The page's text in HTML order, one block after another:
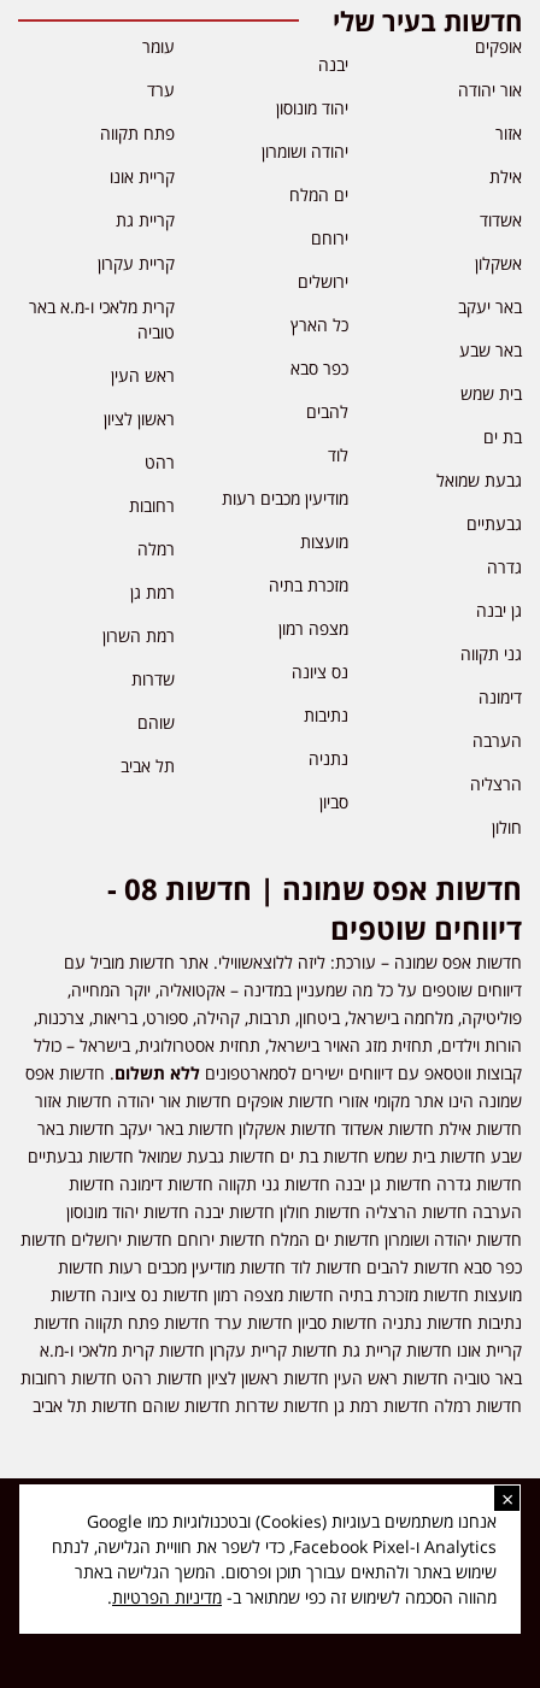
חדשות בעיר שלי
אופקים
אור יהודה
אזור
אילת
אשדוד
אשקלון
באר יעקב
באר שבע
בית שמש
בת ים
גבעת שמואל
גבעתיים
גדרה
גן יבנה
גני תקווה
דימונה
הערבה
הרצליה
חולון
יבנה
יהוד מונוסון
יהודה ושומרון
ים המלח
ירוחם
ירושלים
כל הארץ
כפר סבא
להבים
לוד
מודיעין מכבים רעות
מועצות
מזכרת בתיה
מצפה רמון
נס ציונה
נתיבות
נתניה
סביון
עומר
ערד
פתח תקווה
קריית אונו
קריית גת
קריית עקרון
קרית מלאכי ו-מ.א באר
טוביה
ראש העין
ראשון לציון
רהט
רחובות
רמלה
רמת גן
רמת השרון
שדרות
שוהם
תל אביב
חדשות אפס שמונה | חדשות 08 -
דיווחים שוטפים
חדשות אפס שמונה – עורכת: ליזה ללוצאשווילי. אתר חדשות מוביל עם
דיווחים שוטפים על כל מה שמעניין במדינה – אקטואליה, יוקר המחייה,
פוליטיקה, מלחמה בישראל, ביטחון, תרבות, קהילה, ספורט, בריאות, צרכנות,
הורות וילדים, תחזית מזג האויר בישראל, תחזית אסטרולוגית, בישראל – כולל
קבוצות ווטסאפ עם דיווחים ישירים לסמארטפונים ללא תשלום. חדשות אפס
שמונה הינו אתר מקומי אזורי חדשות אופקים חדשות אור יהודה חדשות אזור
חדשות אילת חדשות אשדוד חדשות אשקלון חדשות באר יעקב חדשות באר
שבע חדשות בית שמש חדשות בת ים חדשות גבעת שמואל חדשות גבעתיים
חדשות גדרה חדשות גן יבנה חדשות גני תקווה חדשות דימונה חדשות
הערבה חדשות הרצליה חדשות חולון חדשות יבנה חדשות יהוד מונוסון
חדשות יהודה ושומרון חדשות ים המלח חדשות ירוחם חדשות ירושלים חדשות
כפר סבא חדשות להבים חדשות לוד חדשות מודיעין מכבים רעות חדשות
מועצות חדשות מזכרת בתיה חדשות מצפה רמון חדשות נס ציונה חדשות
נתיבות חדשות נתניה חדשות סביון חדשות ערד חדשות פתח תקווה חדשות
קריית אונו חדשות קריית גת חדשות קריית עקרון חדשות קרית מלאכי ו-מ.א
באר טוביה חדשות ראש העין חדשות ראשון לציון חדשות רהט חדשות רחובות
חדשות רמלה חדשות רמת גן חדשות שדרות חדשות שוהם חדשות תל אביב
כל הזכויות שמורות ל-ליזה ללוצאשווילי - חדשות אפס שמונה - דיווחים בזמן
אמת, נוסד בשנת 2019 | טל' לפרסומים 054-9759222 מייל מערכת
news08.net@gmail.com
Made with ❤ byDIGITA
×
אנחנו משתמשים בעוגיות (Cookies) ובטכנולוגיות כמו Google
Analytics ו-Facebook Pixel, כדי לשפר את חוויית הגלישה, לנתח
שימוש באתר ולהתאים עבורך תוכן ופרסום. המשך הגלישה באתר
מהווה הסכמה לשימוש זה כפי שמתואר ב- מדיניות הפרטיות.